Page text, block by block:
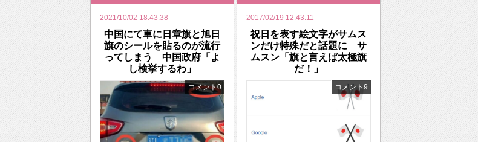
2021/10/02 18:43:38
中国にて車に日章旗と旭日
旗のシールを貼るのが流行
ってしまう 中国政府「よ
し検挙するわ」
コメント0
2017/02/19 12:43:11
祝日を表す絵文字がサムス
ンだけ特殊だと話題に サ
ムスン「旗と言えば太極旗
だ！」
コメント9